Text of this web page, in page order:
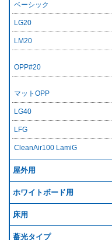
ベーシック
LG20
LM20
OPP#20
マットOPP
LG40
LFG
CleanAir100 LamiG
屋外用
ホワイトボード用
床用
蓄光タイプ